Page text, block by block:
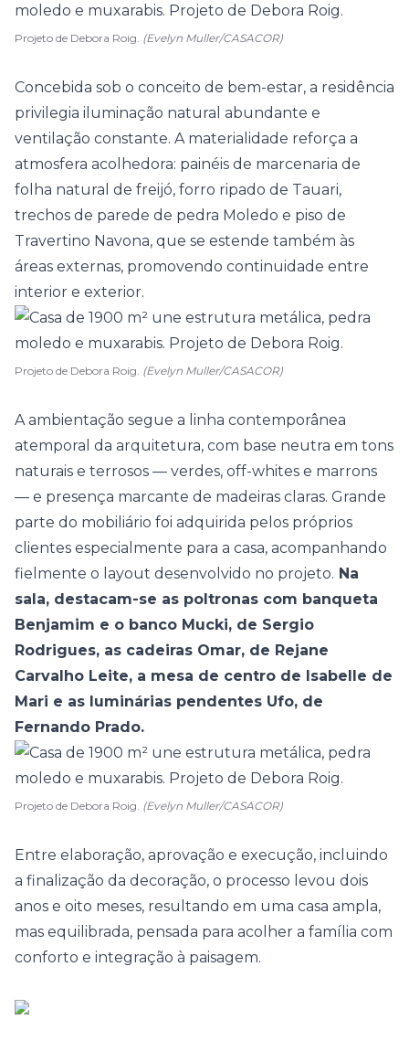
Projeto de Debora Roig. (Evelyn Muller/CASACOR)
Concebida sob o conceito de bem-estar, a residência
privilegia iluminação natural abundante e
ventilação constante. A materialidade reforça a
atmosfera acolhedora: painéis de marcenaria de
folha natural de freijó, forro ripado de Tauari,
trechos de parede de pedra Moledo e piso de
Travertino Navona, que se estende também às
áreas externas, promovendo continuidade entre
interior e exterior.
Projeto de Debora Roig. (Evelyn Muller/CASACOR)
A ambientação segue a linha contemporânea
atemporal da arquitetura, com base neutra em tons
naturais e terrosos — verdes, off-whites e marrons
— e presença marcante de madeiras claras. Grande
parte do mobiliário foi adquirida pelos próprios
clientes especialmente para a casa, acompanhando
fielmente o layout desenvolvido no projeto. Na
sala, destacam-se as poltronas com banqueta
Benjamim e o banco Mucki, de Sergio
Rodrigues, as cadeiras Omar, de Rejane
Carvalho Leite, a mesa de centro de Isabelle de
Mari e as luminárias pendentes Ufo, de
Fernando Prado.
Projeto de Debora Roig. (Evelyn Muller/CASACOR)
Entre elaboração, aprovação e execução, incluindo
a finalização da decoração, o processo levou dois
anos e oito meses, resultando em uma casa ampla,
mas equilibrada, pensada para acolher a família com
conforto e integração à paisagem.